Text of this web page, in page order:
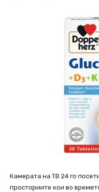
Камерата на ТВ 24 го
просториите кои во